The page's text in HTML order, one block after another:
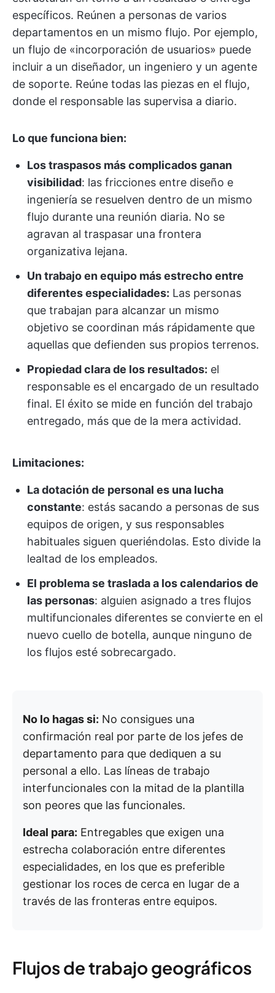
específicos. Reúnen a personas de varios
departamentos en un mismo flujo. Por ejemplo,
un flujo de «incorporación de usuarios» puede
incluir a un diseñador, un ingeniero y un agente
de soporte. Reúne todas las piezas en el flujo,
donde el responsable las supervisa a diario.
Lo que funciona bien:
Los traspasos más complicados ganan
visibilidad: las fricciones entre diseño e
ingeniería se resuelven dentro de un mismo
flujo durante una reunión diaria. No se
agravan al traspasar una frontera
organizativa lejana.
Un trabajo en equipo más estrecho entre
diferentes especialidades: Las personas
que trabajan para alcanzar un mismo
objetivo se coordinan más rápidamente que
aquellas que defienden sus propios terrenos.
Propiedad clara de los resultados: el
responsable es el encargado de un resultado
final. El éxito se mide en función del trabajo
entregado, más que de la mera actividad.
Limitaciones:
La dotación de personal es una lucha
constante: estás sacando a personas de sus
equipos de origen, y sus responsables
habituales siguen queriéndolas. Esto divide la
lealtad de los empleados.
El problema se traslada a los calendarios de
las personas: alguien asignado a tres flujos
multifuncionales diferentes se convierte en el
nuevo cuello de botella, aunque ninguno de
los flujos esté sobrecargado.
No lo hagas si: No consigues una
confirmación real por parte de los jefes de
departamento para que dediquen a su
personal a ello. Las líneas de trabajo
interfuncionales con la mitad de la plantilla
son peores que las funcionales.
Ideal para: Entregables que exigen una
estrecha colaboración entre diferentes
especialidades, en los que es preferible
gestionar los roces de cerca en lugar de a
través de las fronteras entre equipos.
Flujos de trabajo geográficos